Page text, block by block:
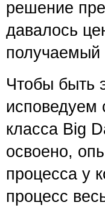
решение
давалось
Чтобы быть
класса Big
освоено,
процесса у
процесс